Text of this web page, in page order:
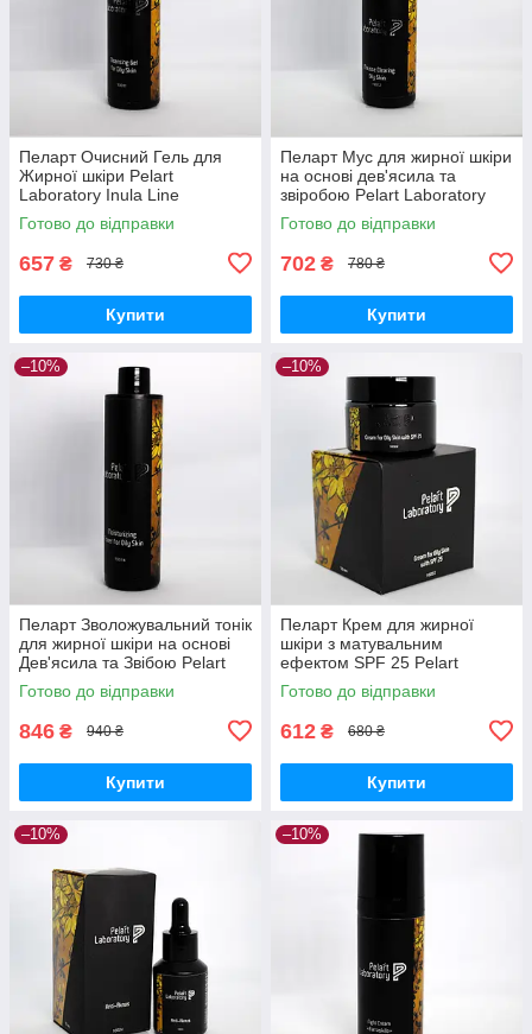
Пеларт Очисний Гель для
Жирної шкіри Pelart
Laboratory Inula Line
Cleansing Gel For Oily Skin
Готово до відправки
657 ₴ 730 ₴
Купити
Пеларт Мус для жирної шкіри
на основі дев'ясила та
звіробою Pelart Laboratory
Inula Line Mousse, 180 мл
Готово до відправки
702 ₴ 780 ₴
Купити
–10%
Пеларт Зволожувальний тонік
для жирної шкіри на основі
Дев'ясила та Звібою Pelart
Laboratory Inula, 250 мл
Готово до відправки
846 ₴ 940 ₴
Купити
–10%
Пеларт Крем для жирної
шкіри з матувальним
ефектом SPF 25 Pelart
Laboratory Inula Line Cream
For Oily Skin
Готово до відправки
612 ₴ 680 ₴
Купити
–10% –10%